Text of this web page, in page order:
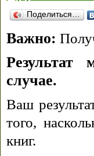
Поделиться…
Важно:
Результат
случае.
Ваш
того,
книг.